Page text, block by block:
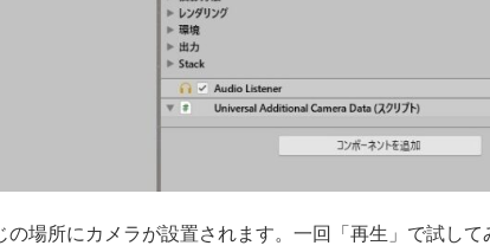
の場所にカメラが設置されます。一回「再生」で試し